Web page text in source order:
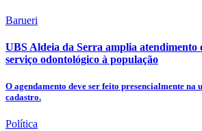
Barueri
UBS Aldeia da Serra amplia atendimento
serviço odontológico à população
O agendamento deve ser feito presencialmente na
cadastro.
Política